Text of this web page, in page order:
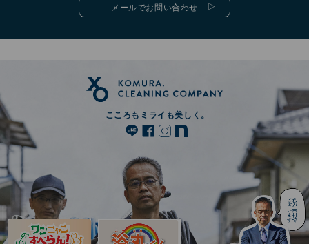
メールでお問い合わせ
こころもミライも美しく。